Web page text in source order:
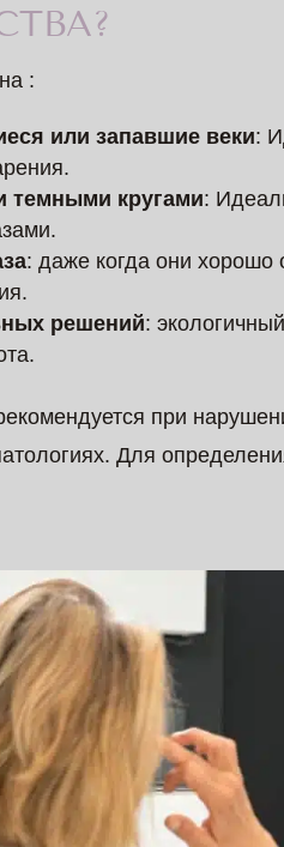
:
или запавшие веки:
кругами:
: даже когда они хорошо
решений:
при
Для